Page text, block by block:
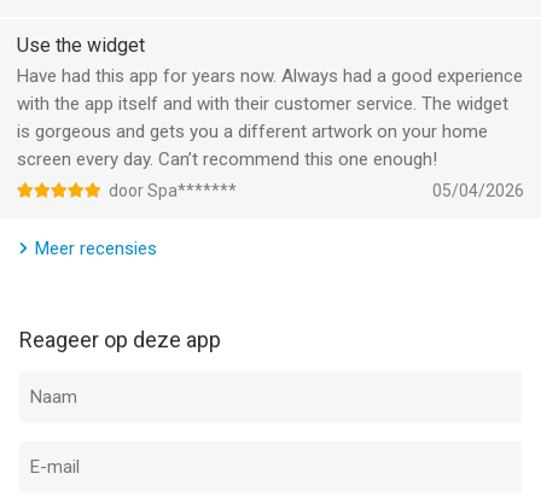
Use the widget
Have had this app for years now. Always had a good experience
with the app itself and with their customer service. The widget
is gorgeous and gets you a different artwork on your home
screen every day. Can’t recommend this one enough!
door Spa******* 05/04/2026
Meer recensies
Reageer op deze app